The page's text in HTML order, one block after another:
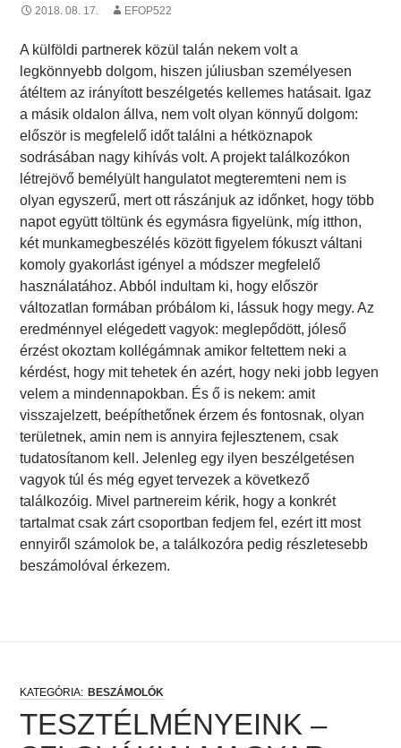
2018. 08. 17. EFOP522
A külföldi partnerek közül talán nekem volt a
legkönnyebb dolgom, hiszen júliusban személyesen
átéltem az irányított beszélgetés kellemes hatásait. Igaz
a másik oldalon állva, nem volt olyan könnyű dolgom:
először is megfelelő időt találni a hétköznapok
sodrásában nagy kihívás volt. A projekt találkozókon
létrejövő bemélyült hangulatot megteremteni nem is
olyan egyszerű, mert ott rászánjuk az időnket, hogy több
napot együtt töltünk és egymásra figyelünk, míg itthon,
két munkamegbeszélés között figyelem fókuszt váltani
komoly gyakorlást igényel a módszer megfelelő
használatához. Abból indultam ki, hogy először
változatlan formában próbálom ki, lássuk hogy megy. Az
eredménnyel elégedett vagyok: meglepődött, jóleső
érzést okoztam kollégámnak amikor feltettem neki a
kérdést, hogy mit tehetek én azért, hogy neki jobb legyen
velem a mindennapokban. És ő is nekem: amit
visszajelzett, beépíthetőnek érzem és fontosnak, olyan
területnek, amin nem is annyira fejlesztenem, csak
tudatosítanom kell. Jelenleg egy ilyen beszélgetésen
vagyok túl és még egyet tervezek a következő
találkozóig. Mivel partnereim kérik, hogy a konkrét
tartalmat csak zárt csoportban fedjem fel, ezért itt most
ennyiről számolok be, a találkozóra pedig részletesebb
beszámolóval érkezem.
BESZÁMOLÓK
TESZTÉLMÉNYEINK –